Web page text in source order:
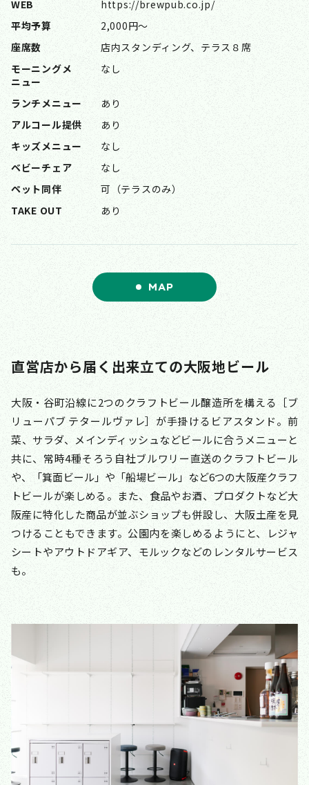
WEB
https://brewpub.co.jp/
平均予算
2,000円〜
座席数
店内スタンディング、テラス８席
モーニングメ
ニュー
なし
ランチメニュー
あり
アルコール提供
あり
キッズメニュー
なし
ベビーチェア
なし
ペット同伴
可（テラスのみ）
TAKE OUT
あり
MAP
直営店から届く出来立ての大阪地ビール
大阪・谷町沿線に2つのクラフトビール醸造所を構える［ブ
リューパブ テタールヴァレ］が手掛けるビアスタンド。前
菜、サラダ、メインディッシュなどビールに合うメニューと
共に、常時4種そろう自社ブルワリー直送のクラフトビール
や、「箕面ビール」や「船場ビール」など6つの大阪産クラフ
トビールが楽しめる。また、食品やお酒、プロダクトなど大
阪産に特化した商品が並ぶショップも併設し、大阪土産を見
つけることもできます。公園内を楽しめるようにと、レジャ
シートやアウトドアギア、モルックなどのレンタルサービス
も。